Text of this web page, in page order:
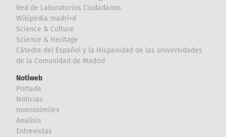
Red de Laboratorios Ciudadanos
Wikipedia madri+d
Science & Culture
Science & Heritage
Cátedra del Español y la Hispanidad de las universidades
de la Comunidad de Madrid
Notiweb
Portada
Noticias
Inverosímiles
Analisis
Entrevistas